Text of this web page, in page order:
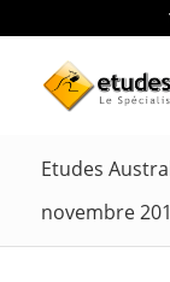
Etudes
novembre